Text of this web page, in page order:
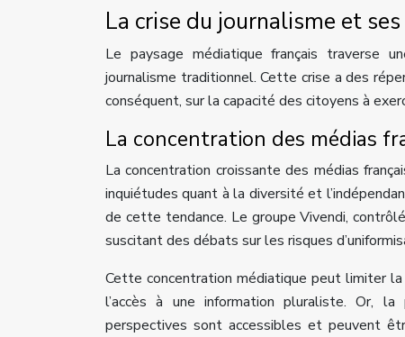
La crise du journalisme et
Le paysage médiatique français traverse
journalisme traditionnel. Cette crise a des
conséquent, sur la capacité des citoyens à
La concentration des médias
La concentration croissante des médias
inquiétudes quant à la diversité et
de cette tendance. Le groupe Vivendi,
suscitant des débats sur les risques
Cette concentration médiatique peut limiter
l’accès à une information pluraliste. Or, la
perspectives sont accessibles et peuvent